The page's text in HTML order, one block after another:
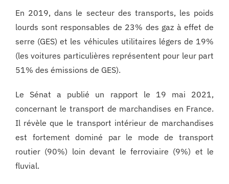
En 2019, dans le secteur des transports, les poids
lourds sont responsables de 23% des gaz à effet de
serre (GES) et les véhicules utilitaires légers de 19%
(les voitures particulières représentent pour leur part
51% des émissions de GES).
Le Sénat a publié un rapport le 19 mai 2021,
concernant le transport de marchandises en France.
Il révèle que le transport intérieur de marchandises
est fortement dominé par le mode de transport
routier (90%) loin devant le ferroviaire (9%) et le
fluvial.